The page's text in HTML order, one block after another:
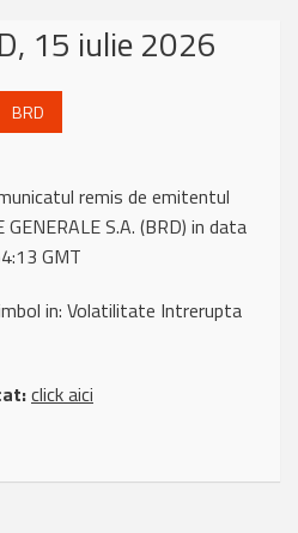
15 iulie 2026
BRD
remis de emitentul
GENERALE S.A. (BRD) in data
GMT
in: Volatilitate Intrerupta
click aici